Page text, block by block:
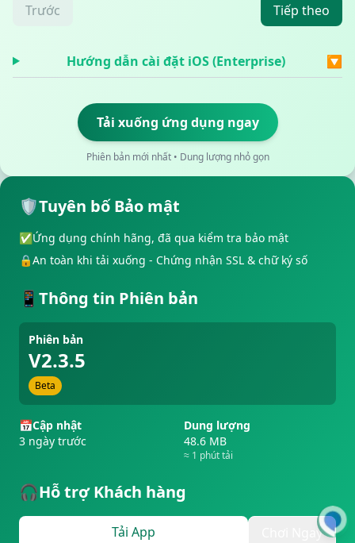
Trước Tiếp theo
Hướng dẫn cài đặt iOS (Enterprise) 🔽
Tải xuống ứng dụng ngay
Phiên bản mới nhất • Dung lượng nhỏ gọn
🛡️Tuyên bố Bảo mật
✅Ứng dụng chính hãng, đã qua kiểm tra bảo mật
🔒An toàn khi tải xuống - Chứng nhận SSL & chữ ký số
📱 Thông tin Phiên bản
Phiên bản
V2.3.5
Beta
📅Cập nhật
3 ngày trước
Dung lượng
48.6 MB
≈ 1 phút tải
🎧Hỗ trợ Khách hàng
Tải App Chơi Ngay